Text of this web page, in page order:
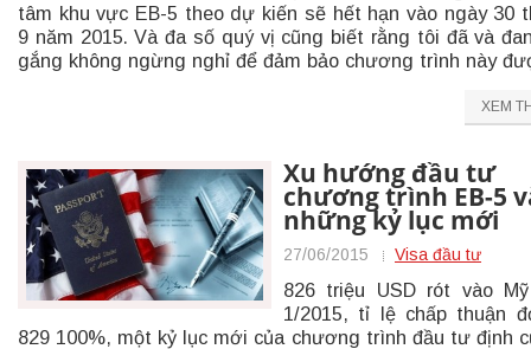
tâm khu vực EB-5 theo dự kiến sẽ hết hạn vào ngày 30
9 năm 2015. Và đa số quý vị cũng biết rằng tôi đã và
gắng không ngừng nghỉ để đảm bảo chương trình này
XEM
Xu hướng đầu tư
chương trình EB-5
những kỷ lục mới
27/06/2015 Visa đầu tư
826 triệu USD rót vào
1/2015, tỉ lệ chấp thuận
829 100%, một kỷ lục mới của chương trình đầu tư định